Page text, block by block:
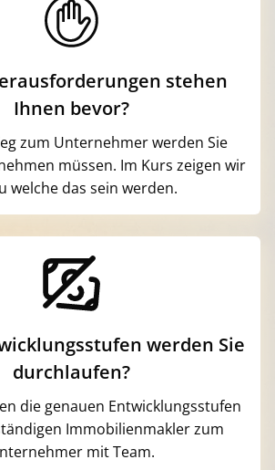
stehen
Ihnen bevor?
zum Unternehmer werden Sie
müssen. Im Kurs zeigen wir
welche das sein werden.
werden Sie
durchlaufen?
die genauen Entwicklungsstufen
Immobilienmakler zum
mit Team.